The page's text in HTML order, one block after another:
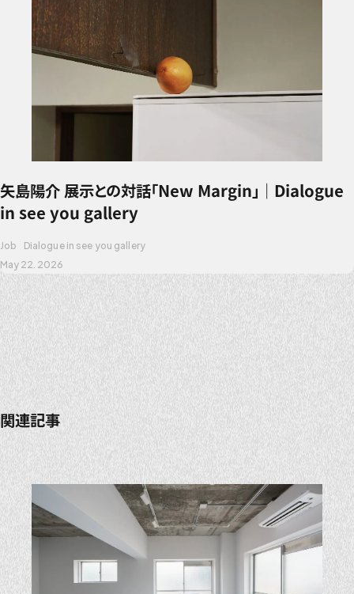
矢島陽介 展示との対話「New Margin」｜Dialogue
in see you gallery
Job
Dialogue in see you gallery
May 22. 2026
関連記事